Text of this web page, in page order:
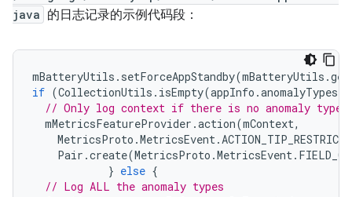
java 的日志记录的示例代码段：
mBatteryUtils . setForceAppStandby(mBatteryUtils .
if (CollectionUtils . isEmpty(appInfo .anomalyTypes
// Only log context if there is no anomaly type
mMetricsFeatureProvider .action(mContext,
MetricsProto .MetricsEvent.
Pair .create(MetricsProto .MetricsEvent.
} else {
// Log ALL the anomaly types